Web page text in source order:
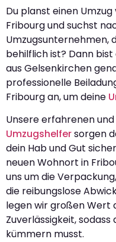
Du planst einen
Fribourg und suchst
Umzugsunternehmen,
behilflich ist? Dann
aus Gelsenkirchen
professionelle
Fribourg an, um deine
Unsere erfahrenen
Umzugshelfersorgen
dein Hab und Gut
neuen Wohnort in
uns um die
die reibungslose
legen wir großen Wert
Zuverlässigkeit,
kümmern musst.